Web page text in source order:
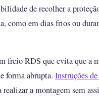
de recolher a
como em dias frios ou
freio RDS que evita que a
forma abrupta. Instruções
realizar a montagem sem